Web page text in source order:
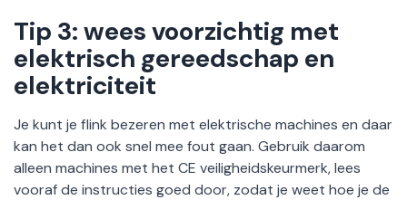
Tip 3: wees voorzichtig met
elektrisch gereedschap en
elektriciteit
Je kunt je flink bezeren met elektrische machines en daar
kan het dan ook snel mee fout gaan. Gebruik daarom
alleen machines met het CE veiligheidskeurmerk, lees
vooraf de instructies goed door, zodat je weet hoe je de